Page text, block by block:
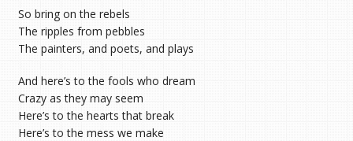
So bring on the rebels
The ripples from pebbles
The painters, and poets, and plays
And here’s to the fools who dream
Crazy as they may seem
Here’s to the hearts that break
Here’s to the mess we make